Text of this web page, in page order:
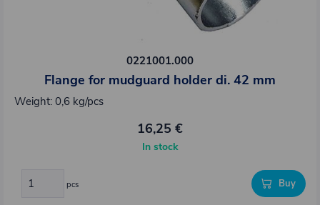
0221001.000
Flange for mudguard holder di. 42 mm
Weight: 0,6 kg/pcs
16,25 €
In stock
pcs Buy